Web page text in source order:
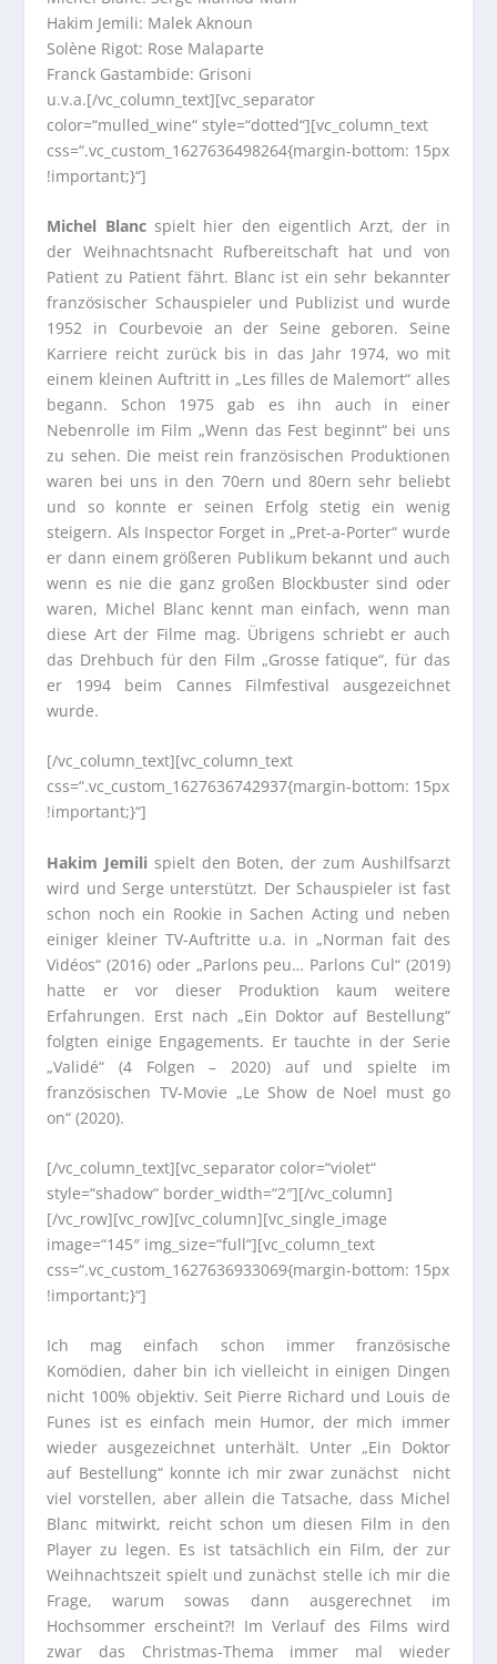
Hakim Jemili: Malek Aknoun
Solène Rigot: Rose Malaparte
Franck Gastambide: Grisoni
u.v.a.[/vc_column_text][vc_separator
color=“mulled_wine“ style=“dotted“][vc_column_text
css=“.vc_custom_1627636498264{margin-bottom: 15px
!important;}“]
Michel Blancspielt hier den eigentlich Arzt, der in
der Weihnachtsnacht Rufbereitschaft hat und von
Patient zu Patient fährt. Blanc ist ein sehr bekannter
französischer Schauspieler und Publizist und wurde
1952 in Courbevoie an der Seine geboren. Seine
Karriere reicht zurück bis in das Jahr 1974, wo mit
einem kleinen Auftritt in „Les filles de Malemort“ alles
begann. Schon 1975 gab es ihn auch in einer
Nebenrolle im Film „Wenn das Fest beginnt“ bei uns
zu sehen. Die meist rein französischen Produktionen
waren bei uns in den 70ern und 80ern sehr beliebt
und so konnte er seinen Erfolg stetig ein wenig
steigern. Als Inspector Forget in „Pret-a-Porter“ wurde
er dann einem größeren Publikum bekannt und auch
wenn es nie die ganz großen Blockbuster sind oder
waren, Michel Blanc kennt man einfach, wenn man
diese Art der Filme mag. Übrigens schriebt er auch
das Drehbuch für den Film „Grosse fatique“, für das
er 1994 beim Cannes Filmfestival ausgezeichnet
wurde.
[/vc_column_text][vc_column_text
css=“.vc_custom_1627636742937{margin-bottom: 15px
!important;}“]
Hakim Jemili spielt den Boten, der zum Aushilfsarzt
wird und Serge unterstützt. Der Schauspieler ist fast
schon noch ein Rookie in Sachen Acting und neben
einiger kleiner TV-Auftritte u.a. in „Norman fait des
Vidéos“ (2016) oder „Parlons peu… Parlons Cul“ (2019)
hatte er vor dieser Produktion kaum weitere
Erfahrungen. Erst nach „Ein Doktor auf Bestellung“
folgten einige Engagements. Er tauchte in der Serie
„Validé“ (4 Folgen – 2020) auf und spielte im
französischen TV-Movie „Le Show de Noel must go
on“ (2020).
[/vc_column_text][vc_separator color=“violet“
style=“shadow“ border_width=“2″][/vc_column]
[/vc_row][vc_row][vc_column][vc_single_image
image=“145″ img_size=“full“][vc_column_text
css=“.vc_custom_1627636933069{margin-bottom: 15px
!important;}“]
Ich mag einfach schon immer französische
Komödien, daher bin ich vielleicht in einigen Dingen
nicht 100% objektiv. Seit Pierre Richard und Louis de
Funes ist es einfach mein Humor, der mich immer
wieder ausgezeichnet unterhält. Unter „Ein Doktor
auf Bestellung“ konnte ich mir zwar zunächst nicht
viel vorstellen, aber allein die Tatsache, dass Michel
Blanc mitwirkt, reicht schon um diesen Film in den
Player zu legen. Es ist tatsächlich ein Film, der zur
Weihnachtszeit spielt und zunächst stelle ich mir die
Frage, warum sowas dann ausgerechnet im
Hochsommer erscheint?! Im Verlauf des Films wird
zwar das Christmas-Thema immer mal wieder